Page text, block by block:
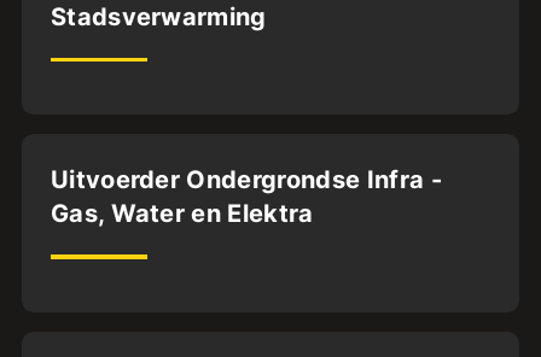
BFS2
ABG.BA.
Stadsverwarming
Dordrecht
32
uur
Uitvoerder Ondergrondse Infra -
Gas, Water en Elektra